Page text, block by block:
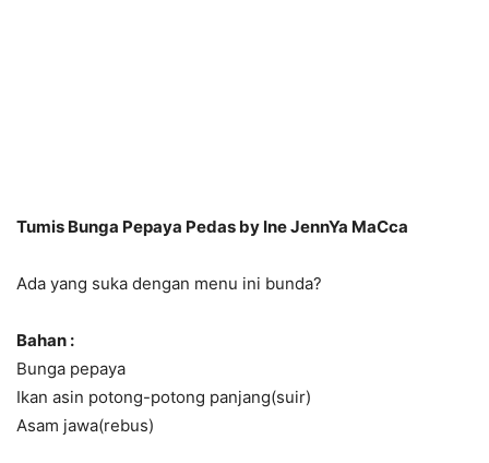
Tumis Bunga Pepaya Pedas by Ine JennYa MaCca
Ada yang suka dengan menu ini bunda?
Bahan :
Bunga pepaya
Ikan asin potong-potong panjang(suir)
Asam jawa(rebus)